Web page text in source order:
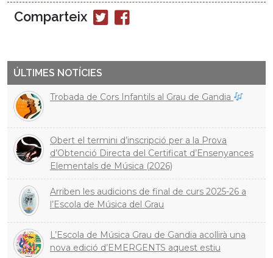
Comparteix
Compartir
en
Compartir
en
ÚLTIMES NOTÍCIES
Trobada de Cors Infantils al Grau de Gandia
Obert el termini d’inscripció per a la Prova
d’Obtenció Directa del Certificat d’Ensenyances
Elementals de Música (2026)
Arriben les audicions de final de curs 2025-26 a
l’Escola de Música del Grau
L’Escola de Música Grau de Gandia acollirà una
nova edició d’EMERGENTS aquest estiu